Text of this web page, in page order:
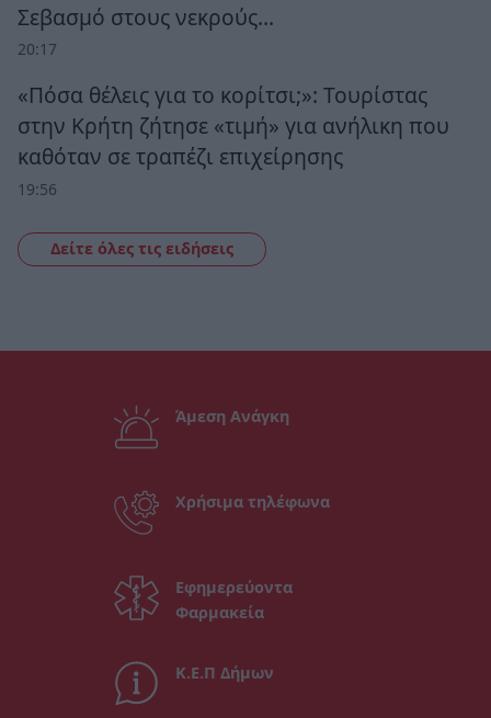
Σεβασμό στους νεκρούς…
20:17
«Πόσα θέλεις για το κορίτσι;»: Τουρίστας
στην Κρήτη ζήτησε «τιμή» για ανήλικη που
καθόταν σε τραπέζι επιχείρησης
19:56
Δείτε όλες τις ειδήσεις
Άμεση Ανάγκη
Χρήσιμα τηλέφωνα
Εφημερεύοντα
Φαρμακεία
Κ.Ε.Π Δήμων